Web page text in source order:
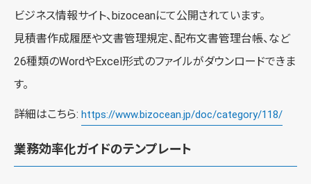
ビジネス情報サイト、bizoceanにて公開されています。
見積書作成履歴や文書管理規定、配布文書管理台帳、など
26種類のWordやExcel形式のファイルがダウンロードできま
す。
詳細はこちら: https://www.bizocean.jp/doc/category/118/
業務効率化ガイドのテンプレート